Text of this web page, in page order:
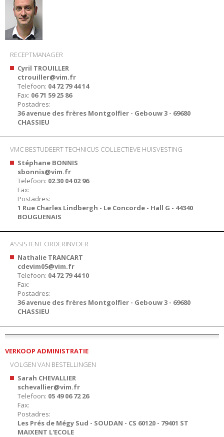
RECEPTMANAGER
Cyril TROUILLER
ctrouiller@vim.fr
Telefoon: 04 72 79 44 14
Fax: 06 71 59 25 86
Postadres:
36 avenue des frères Montgolfier - Gebouw 3 - 69680
CHASSIEU
VMC BESTUDEERT TECHNICUS COLLECTIEVE HUISVESTING
Stéphane BONNIS
sbonnis@vim.fr
Telefoon: 02 30 04 02 96
Fax:
Postadres:
1 Rue Charles Lindbergh - Le Concorde - Hall G - 44340
BOUGUENAIS
ASSISTENT ORDERINVOER
Nathalie TRANCART
cdevim05@vim.fr
Telefoon: 04 72 79 44 10
Fax:
Postadres:
36 avenue des frères Montgolfier - Gebouw 3 - 69680
CHASSIEU
VERKOOP ADMINISTRATIE
VOLGEN VAN BESTELLINGEN
Sarah CHEVALLIER
schevallier@vim.fr
Telefoon: 05 49 06 72 26
Fax:
Postadres:
Les Prés de Mégy Sud - SOUDAN - CS 60120 - 79401 ST
MAIXENT L'ECOLE